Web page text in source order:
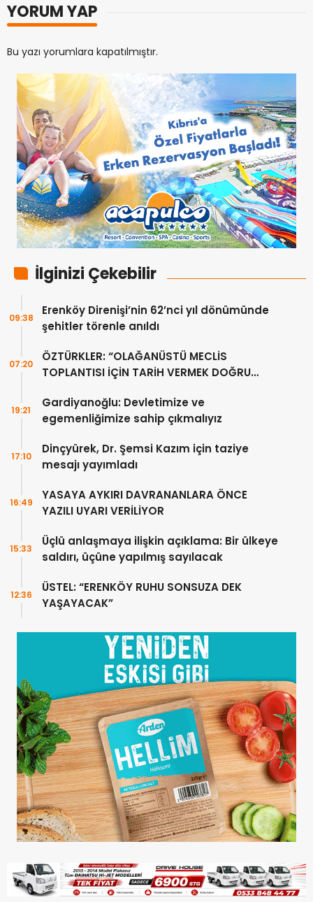
YORUM YAP
Bu yazı yorumlara kapatılmıştır.
İlginizi Çekebilir
Erenköy Direnişi’nin 62’nci yıl dönümünde
şehitler törenle anıldı
09:38
ÖZTÜRKLER: “OLAĞANÜSTÜ MECLİS
TOPLANTISI İÇİN TARİH VERMEK DOĞRU
07:20
Gardiyanoğlu: Devletimize ve
egemenliğimize sahip çıkmalıyız
19:21
Dinçyürek, Dr. Şemsi Kazım için taziye
mesajı yayımladı
17:10
YASAYA AYKIRI DAVRANANLARA ÖNCE
YAZILI UYARI VERİLİYOR
16:49
Üçlü anlaşmaya ilişkin açıklama: Bir ülkeye
saldırı, üçüne yapılmış sayılacak
15:33
ÜSTEL: “ERENKÖY RUHU SONSUZA DEK
YAŞAYACAK”
12:36